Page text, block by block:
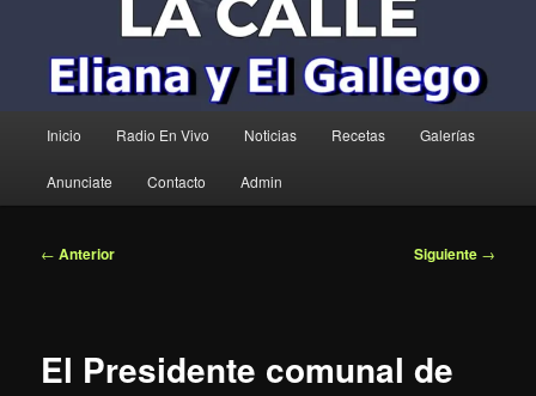
principal
Inicio Radio En Vivo Noticias Recetas Galerías
Anunciate Contacto Admin
Navegación
← Anterior Siguiente →
El Presidente comunal de